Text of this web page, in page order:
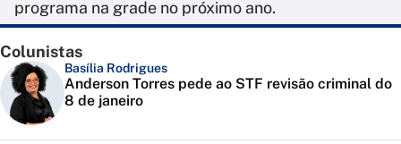
programa na grade no próximo ano.
Colunistas
Basília Rodrigues
Anderson Torres pede ao STF revisão criminal do
8 de janeiro